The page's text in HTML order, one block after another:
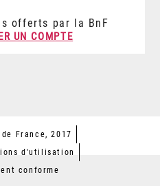
offerts par la BnF
UN COMPTE
France, 2017
d'utilisation
conforme